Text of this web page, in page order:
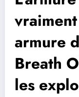
armure
Breath
les